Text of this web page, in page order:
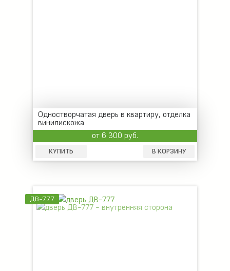
Одностворчатая дверь в квартиру, отделка
винилискожа
от 6 300 руб.
КУПИТЬ В КОРЗИНУ
ДВ-777